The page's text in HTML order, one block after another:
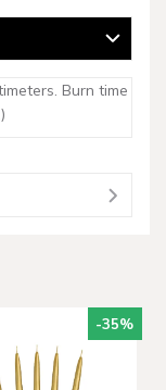
Burn time
-35%